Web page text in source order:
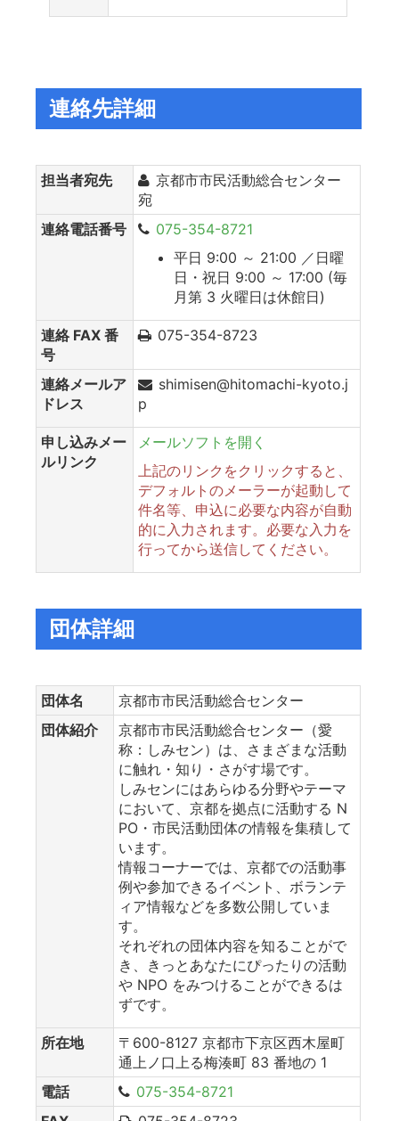
連絡先詳細
担当者宛先
京都市市民活動総合センター
宛
連絡電話番号
075-354-8721
平日 9:00 ～ 21:00 ／日曜
日・祝日 9:00 ～ 17:00 (毎
月第 3 火曜日は休館日)
連絡 FAX 番
号
075-354-8723
連絡メールア
ドレス
shimisen@hitomachi-kyoto.j
p
申し込みメー
ルリンク
メールソフトを開く
上記のリンクをクリックすると、
デフォルトのメーラーが起動して
件名等、申込に必要な内容が自動
的に入力されます。必要な入力を
行ってから送信してください。
団体詳細
団体名
京都市市民活動総合センター
団体紹介
京都市市民活動総合センター（愛
称：しみセン）は、さまざまな活動
に触れ・知り・さがす場です。
しみセンにはあらゆる分野やテーマ
において、京都を拠点に活動する N
PO・市民活動団体の情報を集積して
います。
情報コーナーでは、京都での活動事
例や参加できるイベント、ボランテ
ィア情報などを多数公開していま
す。
それぞれの団体内容を知ることがで
き、きっとあなたにぴったりの活動
や NPO をみつけることができるは
ずです。
所在地
〒600-8127 京都市下京区西木屋町
通上ノ口上る梅湊町 83 番地の 1
電話
075-354-8721